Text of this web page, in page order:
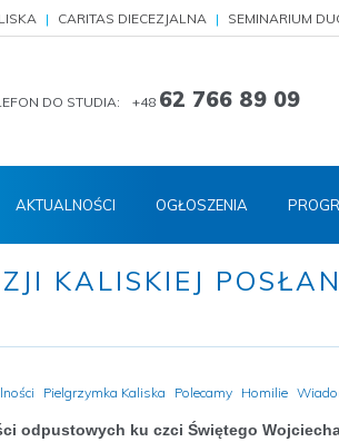
CARITAS DIECEZJALNA SEMINARIUM
DO STUDIA: +48 62 766 89 09
AKTUALNOŚCI OGŁOSZENIA
KALISKIEJ
Pielgrzymka Kaliska Polecamy Homilie
odpustowych ku czci Świętego